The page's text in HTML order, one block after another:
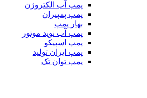
پمپ آب الکتروژن
پمپ پمپیران
بهار پمپ
پمپ آب نوید موتور
پمپ اسپیکو
پمپ ایران تولید
پمپ توان تک